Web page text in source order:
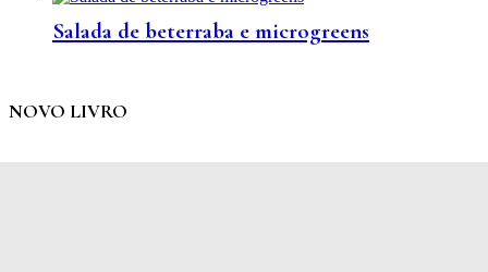
Salada de beterraba e microgreens
NOVO LIVRO